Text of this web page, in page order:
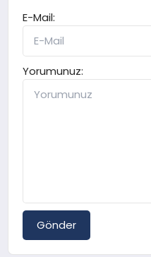
E-Mail:
Yorumunuz:
Gönder